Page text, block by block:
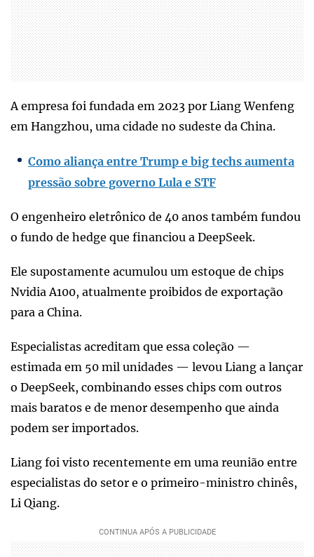
A empresa foi fundada em 2023 por Liang Wenfeng
em Hangzhou, uma cidade no sudeste da China.
Como aliança entre Trump e big techs aumenta
pressão sobre governo Lula e STF
O engenheiro eletrônico de 40 anos também fundou
o fundo de hedge que financiou a DeepSeek.
Ele supostamente acumulou um estoque de chips
Nvidia A100, atualmente proibidos de exportação
para a China.
Especialistas acreditam que essa coleção —
estimada em 50 mil unidades — levou Liang a lançar
o DeepSeek, combinando esses chips com outros
mais baratos e de menor desempenho que ainda
podem ser importados.
Liang foi visto recentemente em uma reunião entre
especialistas do setor e o primeiro-ministro chinês,
Li Qiang.